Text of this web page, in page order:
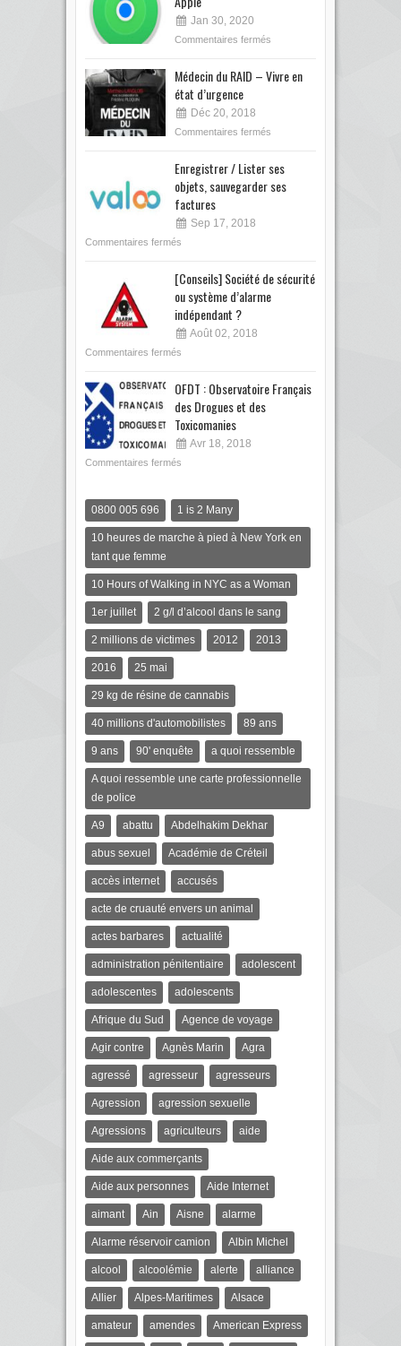
Jan 30, 2020
Commentaires fermés
Médecin du RAID – Vivre en
état d’urgence
Déc 20, 2018
Commentaires fermés
Enregistrer / Lister ses
objets, sauvegarder ses
factures
Sep 17, 2018
Commentaires fermés
[Conseils] Société de sécurité
ou système d’alarme
indépendant ?
Août 02, 2018
Commentaires fermés
OFDT : Observatoire Français
des Drogues et des
Toxicomanies
Avr 18, 2018
Commentaires fermés
0800 005 696 1 is 2 Many
10 heures de marche à pied à New York en
tant que femme
10 Hours of Walking in NYC as a Woman
1er juillet 2 g/l d’alcool dans le sang
2 millions de victimes 2012 2013
2016 25 mai
29 kg de résine de cannabis
40 millions d'automobilistes 89 ans
9 ans 90' enquête a quoi ressemble
A quoi ressemble une carte professionnelle
de police
A9 abattu Abdelhakim Dekhar
abus sexuel Académie de Créteil
accès internet accusés
acte de cruauté envers un animal
actes barbares actualité
administration pénitentiaire adolescent
adolescentes adolescents
Afrique du Sud Agence de voyage
Agir contre Agnès Marin Agra
agressé agresseur agresseurs
Agression agression sexuelle
Agressions agriculteurs aide
Aide aux commerçants
Aide aux personnes Aide Internet
aimant Ain Aisne alarme
Alarme réservoir camion Albin Michel
alcool alcoolémie alerte alliance
Allier Alpes-Maritimes Alsace
amateur amendes American Express